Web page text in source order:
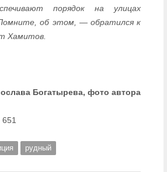
порядок на улицах
об этом, — обратился к
Хамитов.
Богатырева, фото автора
651
рудный